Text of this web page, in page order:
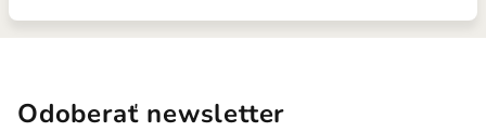
Odoberať newsletter